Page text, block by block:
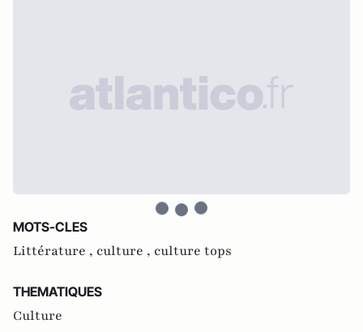
MOTS-CLES
Littérature , culture , culture tops
THEMATIQUES
Culture